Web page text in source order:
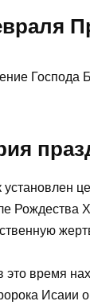
Господа
установлен
Рождества
это время
Исаии